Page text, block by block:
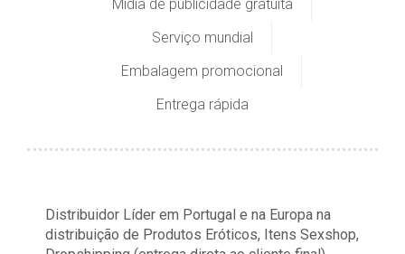
Mídia de publicidade gratuita
Serviço mundial
Embalagem promocional
Entrega rápida
Distribuidor Líder em Portugal e na Europa na
distribuição de Produtos Eróticos, Itens Sexshop,